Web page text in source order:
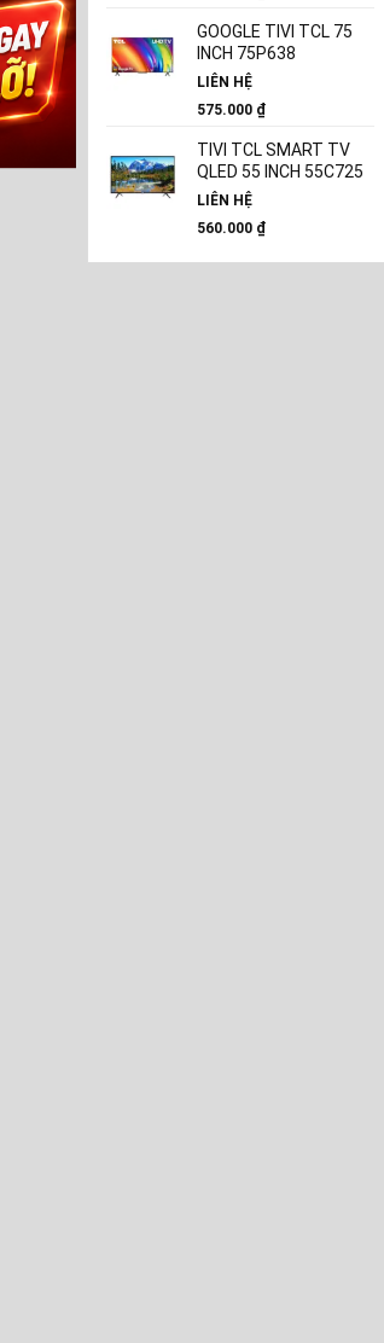
GOOGLE TIVI TCL 75
INCH 75P638
LIÊN HỆ
575.000 ₫
TIVI TCL SMART TV
QLED 55 INCH 55C725
LIÊN HỆ
560.000 ₫